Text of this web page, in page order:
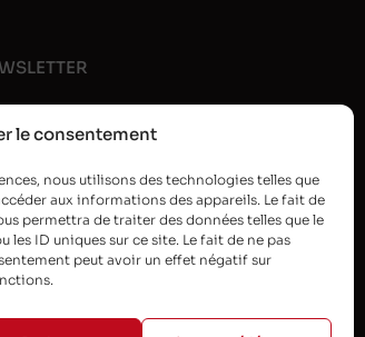
le consentement
nous utilisons des technologies telles que
aux informations des appareils. Le fait de
permettra de traiter des données telles que le
ID uniques sur ce site. Le fait de ne pas
peut avoir un effet négatif sur